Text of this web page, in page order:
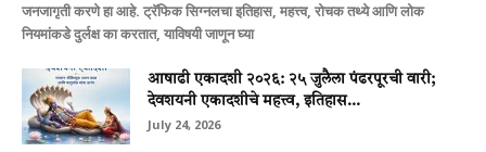
जनजागृती करणे हा आहे. ट्रॅफिक सिग्नलचा इतिहास, महत्त्व, रोचक तथ्ये आणि लोक
नियमांकडे दुर्लक्ष का करतात, याविषयी जाणून घ्या
आषाढी एकादशी २०२६: २५ जुलैला पंढरपूरची वारी;
देवशयनी एकादशीचे महत्त्व, इतिहास...
July 24, 2026